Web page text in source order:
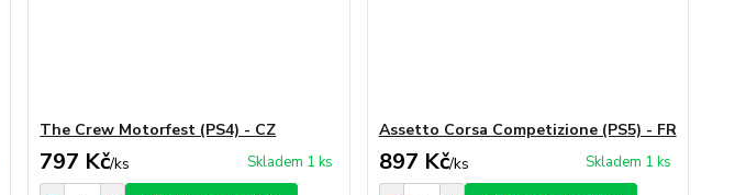
The Crew Motorfest (PS4) - CZ
797 Kč/ks Skladem 1 ks
Assetto Corsa Competizione (PS5) - FR
897 Kč/ks Skladem 1 ks